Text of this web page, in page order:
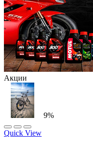
Акции
9%
Quick View